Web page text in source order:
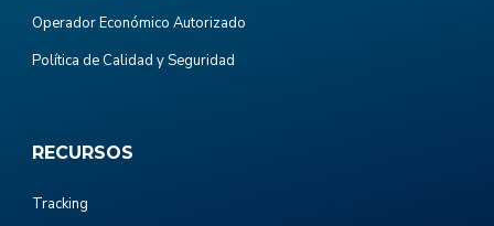
Operador Económico Autorizado
Política de Calidad y Seguridad
RECURSOS
Tracking